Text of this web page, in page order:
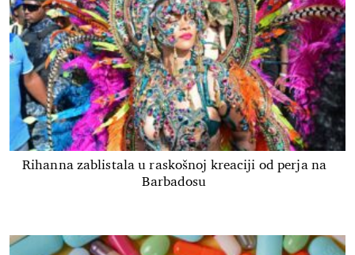
Rihanna zablistala u raskošnoj kreaciji od perja na
Barbadosu